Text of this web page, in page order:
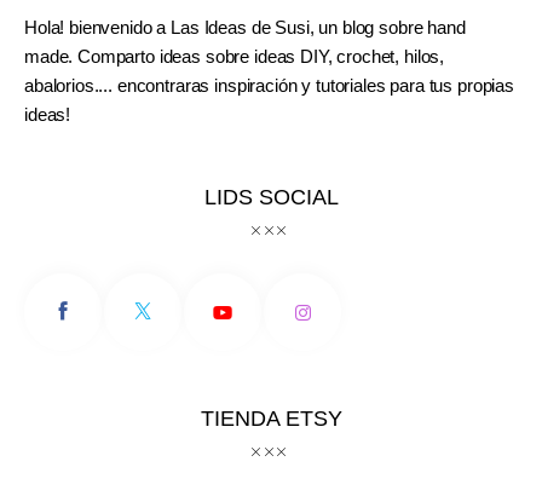
Hola! bienvenido a Las Ideas de Susi, un blog sobre hand
made. Comparto ideas sobre ideas DIY, crochet, hilos,
abalorios.... encontraras inspiración y tutoriales para tus propias
ideas!
LIDS SOCIAL
TIENDA ETSY